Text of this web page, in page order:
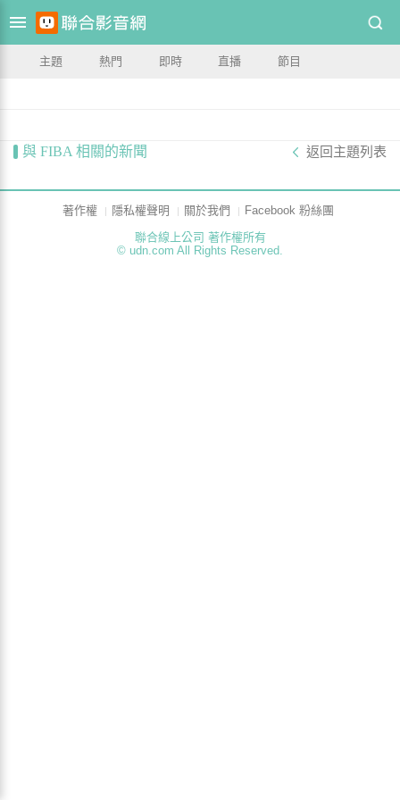
主題 熱門 即時 直播 節目
與 FIBA 相關的新聞 返回主題列表
著作權 隱私權聲明 關於我們
Facebook 粉絲團
聯合線上公司 著作權所有
© udn.com All Rights Reserved.